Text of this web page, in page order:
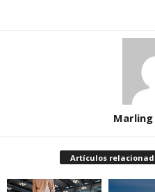
Marling
Artículos